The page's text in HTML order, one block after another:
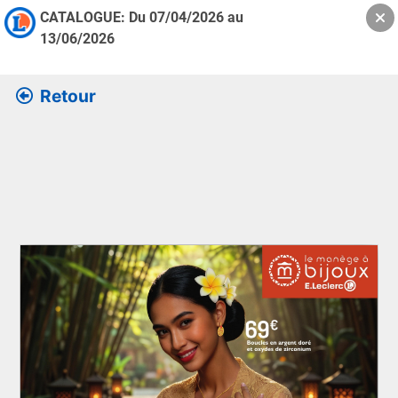
CATALOGUE: Du 07/04/2026 au
13/06/2026
Retour